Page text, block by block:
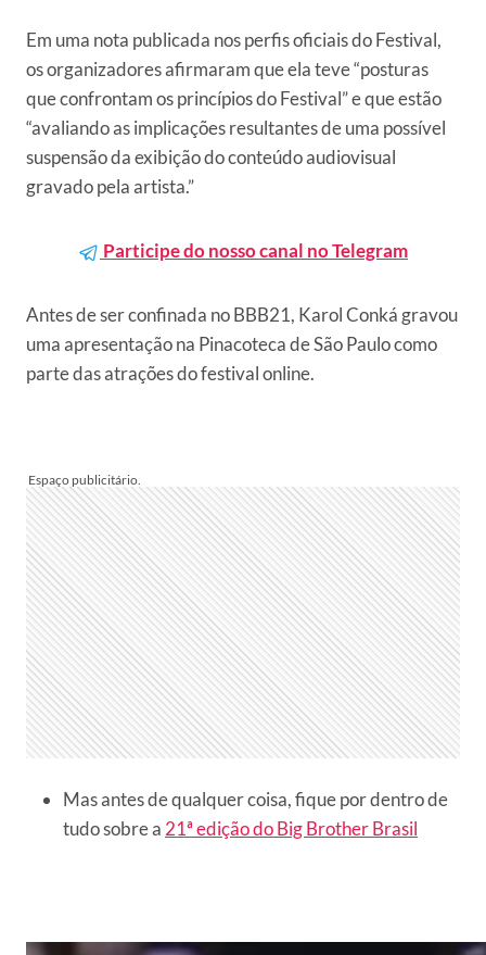
Em uma nota publicada nos perfis oficiais do Festival,
os organizadores afirmaram que ela teve “posturas
que confrontam os princípios do Festival” e que estão
“avaliando as implicações resultantes de uma possível
suspensão da exibição do conteúdo audiovisual
gravado pela artista.”
Participe do nosso canal no Telegram
Antes de ser confinada no BBB21, Karol Conká gravou
uma apresentação na Pinacoteca de São Paulo como
parte das atrações do festival online.
Mas antes de qualquer coisa, fique por dentro de
tudo sobre a 21ª edição do Big Brother Brasil